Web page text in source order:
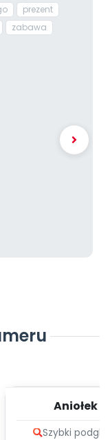
prezent
zabawa
Aniołek
Szybki